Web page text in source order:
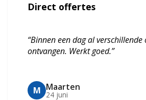
Direct offertes
“Binnen een dag al verschillende
ontvangen. Werkt goed.”
M Maarten
24 juni